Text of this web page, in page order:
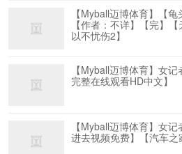
【Myball迈博体育】【
【作者：不详】【完】
以不忧伤2】
【Myball迈博体育】女
完整在线观看HD中文】
【Myball迈博体育】女
进去视频免费】【汽车之